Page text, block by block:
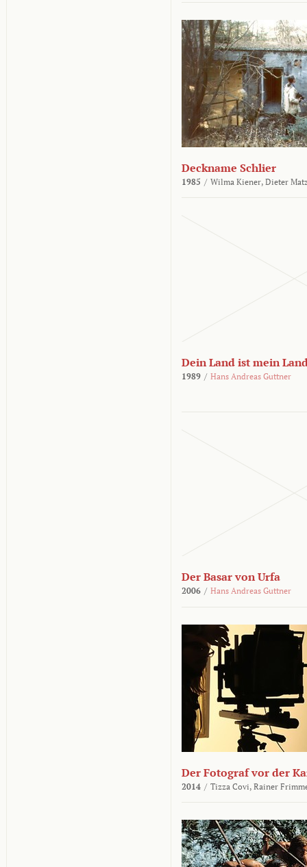
Deckname Schlier
1985 / Wilma Kiener, Dieter
Dein Land ist mein
1989 / Hans Andreas Guttner
Der Basar von Urfa
2006 / Hans Andreas Guttner
Der Fotograf vor der
2014 / Tizza Covi, Rainer